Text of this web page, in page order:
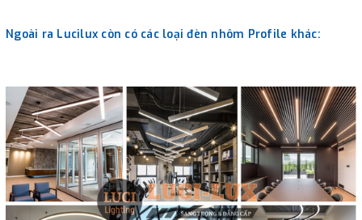
Ngoài ra Lucilux còn có các loại đèn nhôm Profile khác: